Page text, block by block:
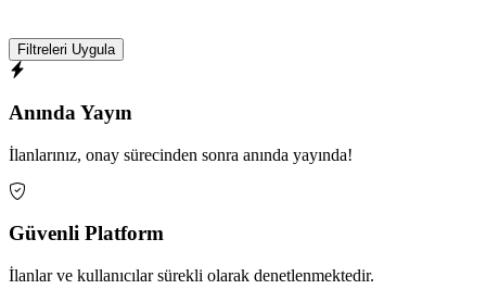
Filtreleri Uygula
Anında Yayın
İlanlarınız, onay sürecinden sonra anında yayında!
Güvenli Platform
İlanlar ve kullanıcılar sürekli olarak denetlenmektedir.